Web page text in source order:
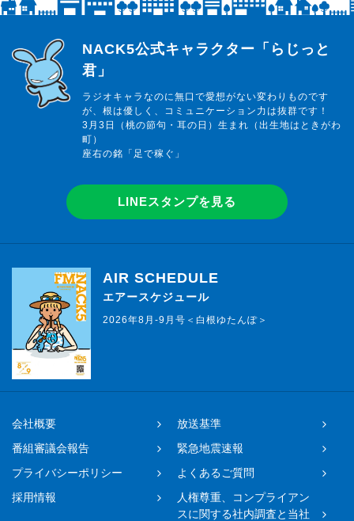
らじっと君
NACK5公式キャラクター「らじっと
君」
ラジオキャラなのに無口で愛想がない変わりものです
が、根は優しく、コミュニケーション力は抜群です！
3月3日（桃の節句・耳の日）生まれ（出生地はときがわ
町）
座右の銘「足で稼ぐ」
LINEスタンプを見る
AIR SCHEDULE
エアースケジュール
2026年8月-9月号＜白根ゆたんぽ＞
会社概要
放送基準
番組審議会報告
緊急地震速報
プライバシーポリシー
よくあるご質問
採用情報
人権尊重、コンプライアン
スに関する社内調査と当社